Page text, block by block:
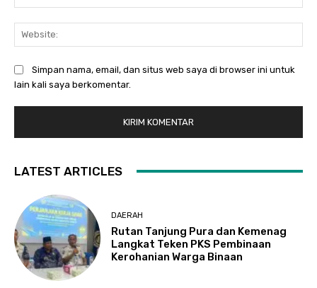
Simpan nama, email, dan situs web saya di browser ini untuk
lain kali saya berkomentar.
LATEST ARTICLES
DAERAH
Rutan Tanjung Pura dan Kemenag
Langkat Teken PKS Pembinaan
Kerohanian Warga Binaan